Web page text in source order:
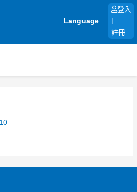
Language
登入
註冊